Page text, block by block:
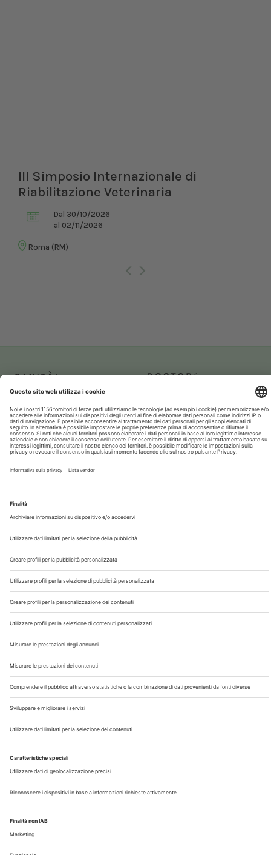
III Simposio Internazionale di
Riabilitazione Veterinaria
Dal 30/10/2026
al 02/11/2026
Roma (RM)
Chi Siamo
Contatti
Note Legali
Privacy
©2026 Edra S.p.a | www.edraspa.it | P.iva 08056040960
| Tel. 02/881841 | Sede legale: Viale Enrico Forlanini 21 -
Registrazione Tribunale di Milano n° 5578/2022 del